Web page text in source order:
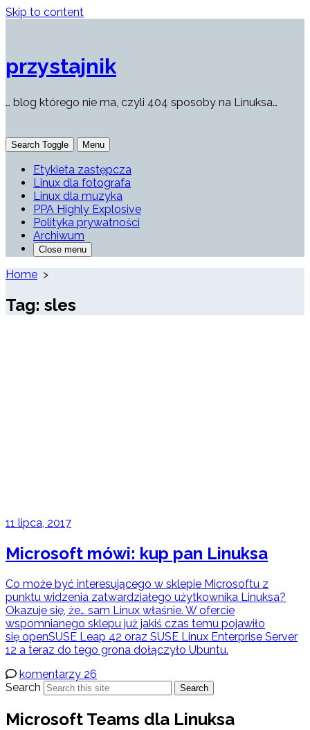
Skip to content
przystajnik
… blog którego nie ma, czyli 404 sposoby na Linuksa…
Search Toggle Menu
Etykieta zastępcza
Linux dla fotografa
Linux dla muzyka
PPA Highly Explosive
Polityka prywatności
Archiwum
Close menu
Home >
Tag: sles
11 lipca, 2017
Microsoft mówi: kup pan Linuksa
Co może być interesującego w sklepie Microsoftu z
punktu widzenia zatwardziałego użytkownika Linuksa?
Okazuje się, że… sam Linux właśnie. W ofercie
wspomnianego sklepu już jakiś czas temu pojawiło
się openSUSE Leap 42 oraz SUSE Linux Enterprise Server
12 a teraz do tego grona dołączyło Ubuntu.
komentarzy 26
Search
Search
Microsoft Teams dla Linuksa